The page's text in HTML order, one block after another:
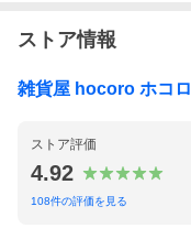
ストア情報
雑貨屋 hocoro ホコロ
ストア評価
4.92
108件の評価を見る